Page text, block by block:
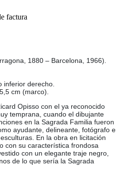
factura
1880 – Barcelona, 1966).
inferior derecho.
cm (marco).
Opisso con el ya reconocido
temprana, cuando el dibujante
en la Sagrada Familia fueron
ayudante, delineante, fotógrafo e
En la obra en licitación
con su característica frondosa
con un elegante traje negro,
de lo que sería la Sagrada